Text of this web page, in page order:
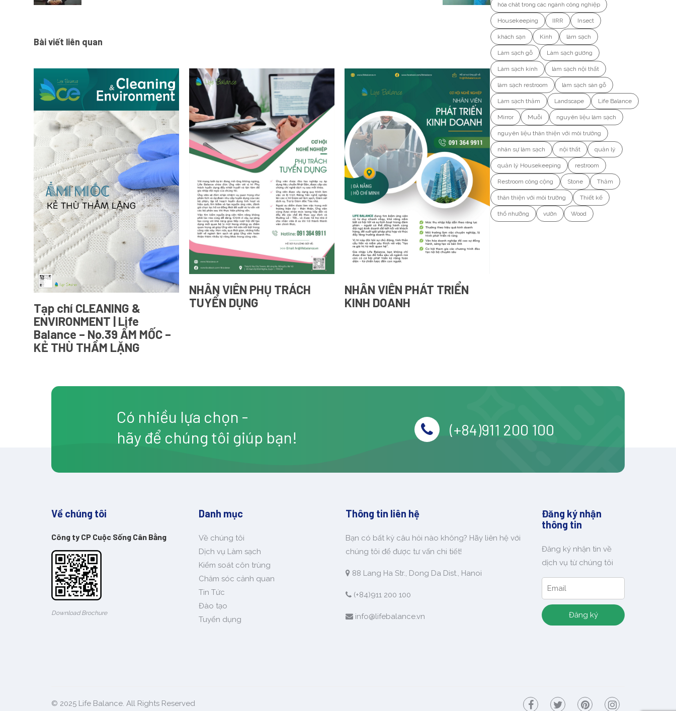
Bài viết liên quan
Tạp chí CLEANING &
ENVIRONMENT | Life
Balance – No.39 ẨM MỐC –
KẺ THÙ THẦM LẶNG
NHÂN VIÊN PHỤ TRÁCH
TUYỂN DỤNG
NHÂN VIÊN PHÁT TRIỂN
KINH DOANH
hóa chât trong các ngành công nghiệp
Housekeeping IIRR Insect
khách sạn Kính làm sạch
Làm sạch gỗ Làm sạch gương
Làm sạch kính làm sạch nội thất
làm sạch restroom làm sạch sàn gỗ
Làm sạch thảm Landscape Life Balance
Mirror Muỗi nguyên liệu làm sạch
nguyên liệu thân thiện với môi trường
nhân sự làm sạch nội thất quản lý
quản lý Housekeeping restroom
Restroom công cộng Stone Thảm
thân thiện với môi trường Thiết kế
thổ nhưỡng vườn Wood
Có nhiều lựa chọn -
hãy để chúng tôi giúp bạn!
(+84)911 200 100
Về chúng tôi
Công ty CP Cuộc Sống Cân Bằng
Download Brochure
Danh mục
Về chúng tôi
Dịch vụ Làm sạch
Kiểm soát côn trùng
Chăm sóc cảnh quan
Tin Tức
Đào tạo
Tuyển dụng
Thông tin liên hệ
Bạn có bất kỳ câu hỏi nào không? Hãy liên hệ với
chúng tôi để được tư vấn chi tiết!
88 Lang Ha Str., Dong Da Dist., Hanoi
(+84)911 200 100
info@lifebalance.vn
Đăng ký nhận
thông tin
Đăng ký nhận tin về
dịch vụ từ chúng tôi
Đăng ký
© 2025 Life Balance. All Rights Reserved